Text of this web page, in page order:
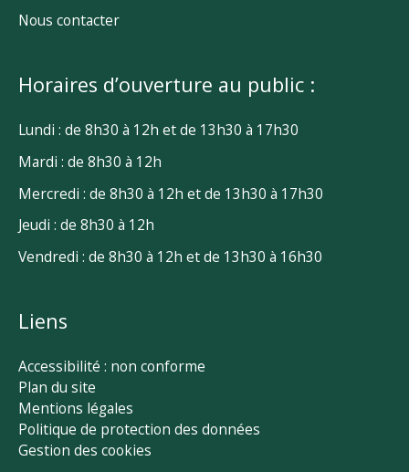
Nous contacter
Horaires d’ouverture au public :
Lundi : de 8h30 à 12h et de 13h30 à 17h30
Mardi : de 8h30 à 12h
Mercredi : de 8h30 à 12h et de 13h30 à 17h30
Jeudi : de 8h30 à 12h
Vendredi : de 8h30 à 12h et de 13h30 à 16h30
Liens
Accessibilité : non conforme
Plan du site
Mentions légales
Politique de protection des données
Gestion des cookies